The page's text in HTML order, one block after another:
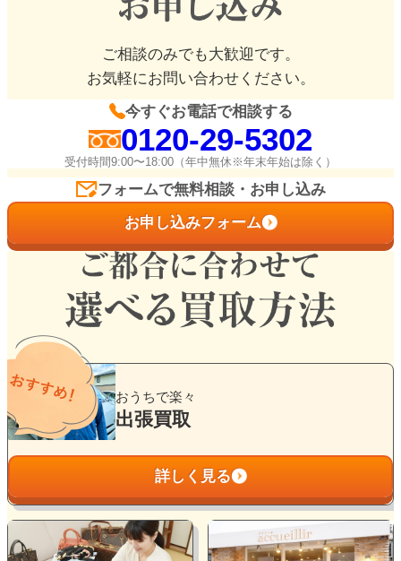
ご相談のみでも大歓迎です。
お気軽にお問い合わせください。
今すぐお電話で相談する
0120-29-5302
受付時間9:00〜18:00（年中無休※年末年始は除く）
フォームで無料相談・お申し込み
お申し込みフォーム
おうちで楽々
出張買取
詳しく見る
グ
ー
プ
リ
ク
グ
ル
グ
ル